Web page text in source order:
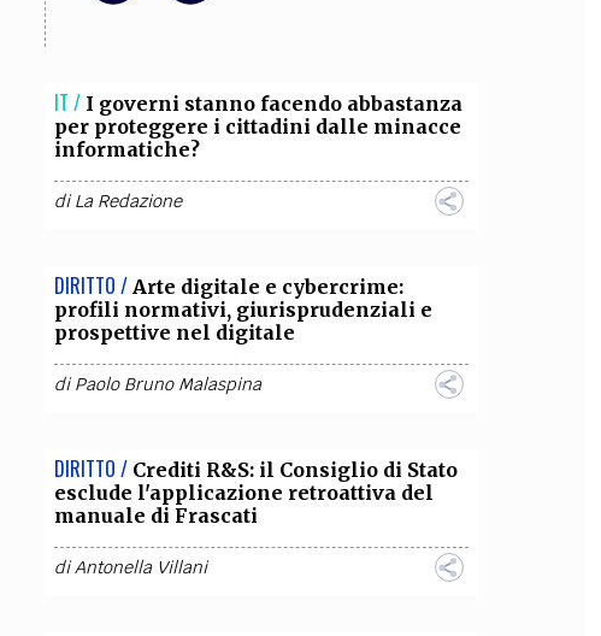
COLLABORA CON NOI
IT / I governi stanno facendo abbastanza
per proteggere i cittadini dalle minacce
informatiche?
diLa Redazione
DIRITTO / Arte digitale e cybercrime:
profili normativi, giurisprudenziali e
prospettive nel digitale
diPaolo Bruno Malaspina
DIRITTO / Crediti R&S: il Consiglio di Stato
esclude l'applicazione retroattiva del
manuale di Frascati
diAntonella Villani